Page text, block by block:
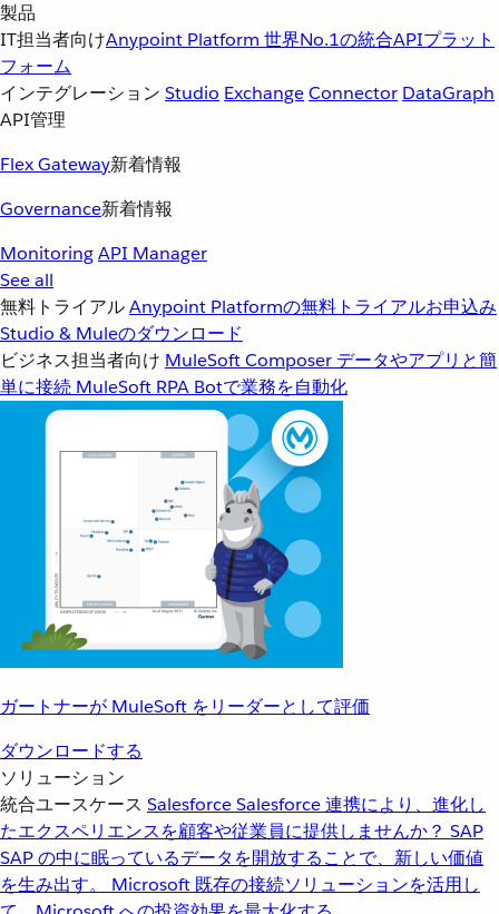
製品
IT担当者向けAnypoint Platform 世界No.1の統合APIプラット
フォーム
インテグレーション Studio ExchangeConnector DataGraph
API管理
Flex Gateway新着情報
Governance新着情報
MonitoringAPI Manager
See all
無料トライアルAnypoint Platformの無料トライアルお申込み
Studio & Muleのダウンロード
ビジネス担当者向け MuleSoft Composer データやアプリと簡
単に接続 MuleSoft RPA Botで業務を自動化
ガートナーが MuleSoft をリーダーとして評価
ダウンロードする
ソリューション
統合ユースケース SalesforceSalesforce 連携により、進化し
たエクスペリエンスを顧客や従業員に提供しませんか？ SAP
SAP の中に眠っているデータを開放することで、新しい価値
を生み出す。
Microsoft 既存の接続ソリューションを活用し